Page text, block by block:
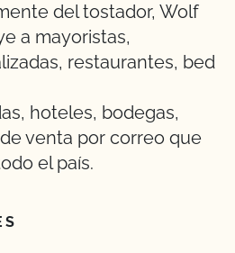
del tostador, Wolf
a mayoristas,
restaurantes, bed
hoteles, bodegas,
venta por correo que
el país.